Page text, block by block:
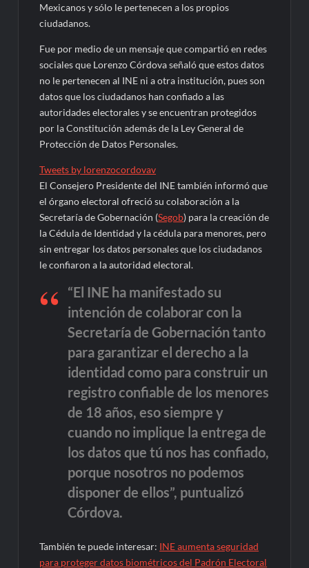
Mexicanos y sólo le pertenecen a los propios
ciudadanos.
Fue por medio de un mensaje que compartió en redes
sociales que Lorenzo Córdova señaló que estos datos
no le pertenecen al INE ni a otra institución, pues son
datos que los ciudadanos han confiado a las
autoridades electorales y se encuentran protegidos
por la Constitución además de la Ley General de
Protección de Datos Personales.
Tweets by lorenzocordovav
El Consejero Presidente del INE también informó que
el órgano electoral ofreció su colaboración a la
Secretaría de Gobernación (Segob) para la creación de
la Cédula de Identidad y la cédula para menores, pero
sin entregar los datos personales que los ciudadanos
le confiaron a la autoridad electoral.
“El INE ha manifestado su
intención de colaborar con la
Secretaría de Gobernación tanto
para garantizar el derecho a la
identidad como para construir un
registro confiable de los menores
de 18 años, eso siempre y
cuando no implique la entrega de
los datos que tú nos has confiado,
porque nosotros no podemos
disponer de ellos”, puntualizó
Córdova.
También te puede interesar: INE aumenta seguridad
para proteger datos biométricos del Padrón Electoral